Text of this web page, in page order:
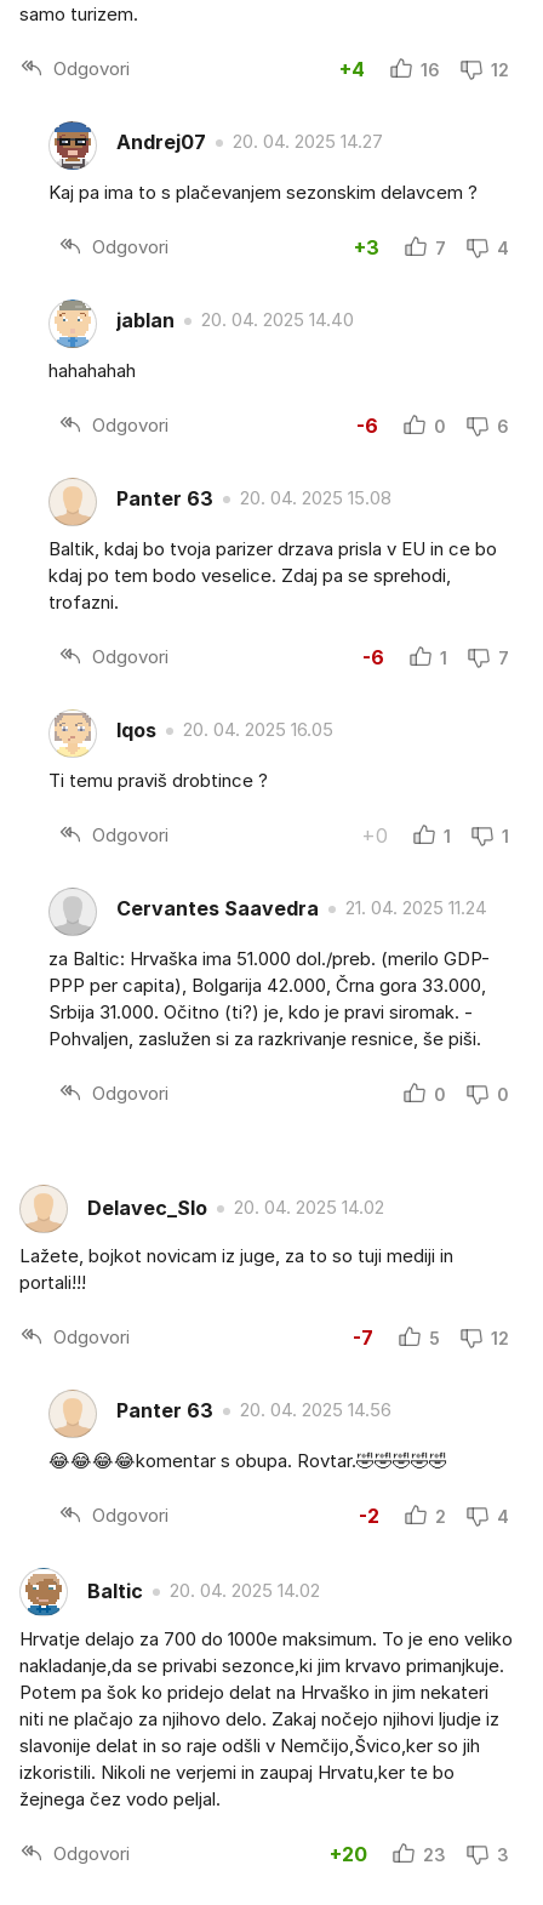
samo turizem.
Odgovori +4 16 12
Andrej07 20. 04. 2025 14.27
Kaj pa ima to s plačevanjem sezonskim delavcem ?
Odgovori +3 7 4
jablan 20. 04. 2025 14.40
hahahahah
Odgovori -6 0 6
Panter 63 20. 04. 2025 15.08
Baltik, kdaj bo tvoja parizer drzava prisla v EU in ce bo
kdaj po tem bodo veselice. Zdaj pa se sprehodi,
trofazni.
Odgovori -6 1 7
Iqos 20. 04. 2025 16.05
Ti temu praviš drobtince ?
Odgovori +0 1 1
Cervantes Saavedra 21. 04. 2025 11.24
za Baltic: Hrvaška ima 51.000 dol./preb. (merilo GDP-
PPP per capita), Bolgarija 42.000, Črna gora 33.000,
Srbija 31.000. Očitno (ti?) je, kdo je pravi siromak. -
Pohvaljen, zaslužen si za razkrivanje resnice, še piši.
Odgovori 0 0
Delavec_Slo 20. 04. 2025 14.02
Lažete, bojkot novicam iz juge, za to so tuji mediji in
portali!!!
Odgovori -7 5 12
Panter 63 20. 04. 2025 14.56
😂😂😂😂komentar s obupa. Rovtar.🤣🤣🤣🤣🤣
Odgovori -2 2 4
Baltic 20. 04. 2025 14.02
Hrvatje delajo za 700 do 1000e maksimum. To je eno veliko
nakladanje,da se privabi sezonce,ki jim krvavo primanjkuje.
Potem pa šok ko pridejo delat na Hrvaško in jim nekateri
niti ne plačajo za njihovo delo. Zakaj nočejo njihovi ljudje iz
slavonije delat in so raje odšli v Nemčijo,Švico,ker so jih
izkoristili. Nikoli ne verjemi in zaupaj Hrvatu,ker te bo
žejnega čez vodo peljal.
Odgovori +20 23 3